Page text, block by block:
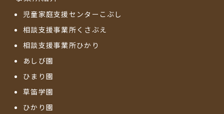
児童家庭支援センターこぶし
相談支援事業所くさぶえ
相談支援事業所ひかり
あしび園
ひまり園
草笛学園
ひかり園